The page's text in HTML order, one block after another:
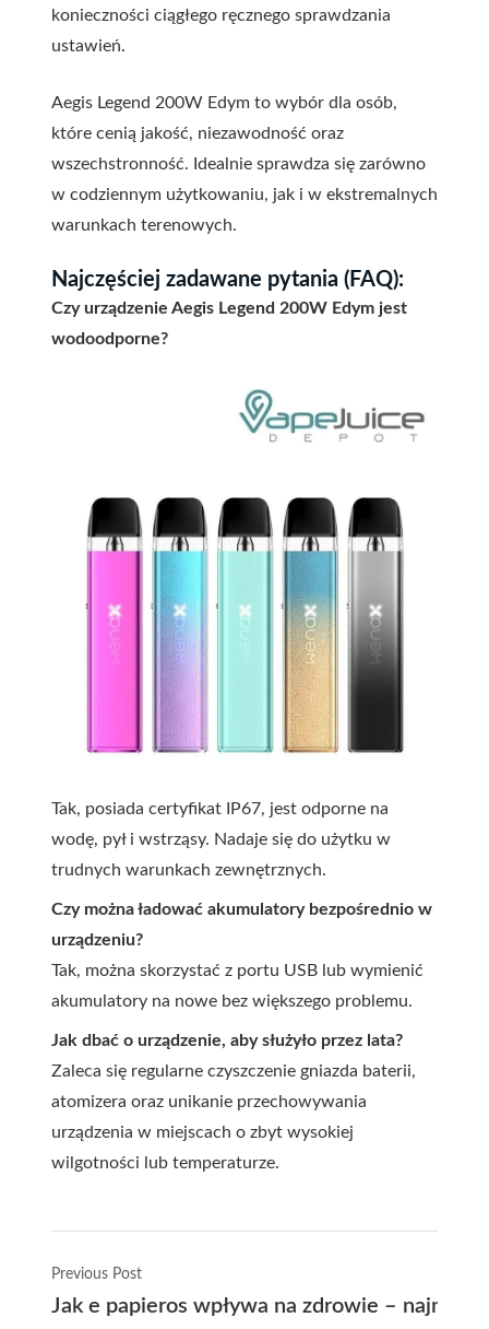
konieczności ciągłego ręcznego sprawdzania
ustawień.
Aegis Legend 200W Edym to wybór dla osób,
które cenią jakość, niezawodność oraz
wszechstronność. Idealnie sprawdza się zarówno
w codziennym użytkowaniu, jak i w ekstremalnych
warunkach terenowych.
Najczęściej zadawane pytania (FAQ):
Czy urządzenie Aegis Legend 200W Edym jest
wodoodporne?
Tak, posiada certyfikat IP67, jest odporne na
wodę, pył i wstrząsy. Nadaje się do użytku w
trudnych warunkach zewnętrznych.
Czy można ładować akumulatory bezpośrednio w
urządzeniu?
Tak, można skorzystać z portu USB lub wymienić
akumulatory na nowe bez większego problemu.
Jak dbać o urządzenie, aby służyło przez lata?
Zaleca się regularne czyszczenie gniazda baterii,
atomizera oraz unikanie przechowywania
urządzenia w miejscach o zbyt wysokiej
wilgotności lub temperaturze.
Previous Post
Jak e papieros wpływa na zdrowie –